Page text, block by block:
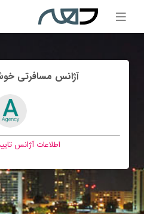
آژانس مسافرتی
اطلاعات آژانس